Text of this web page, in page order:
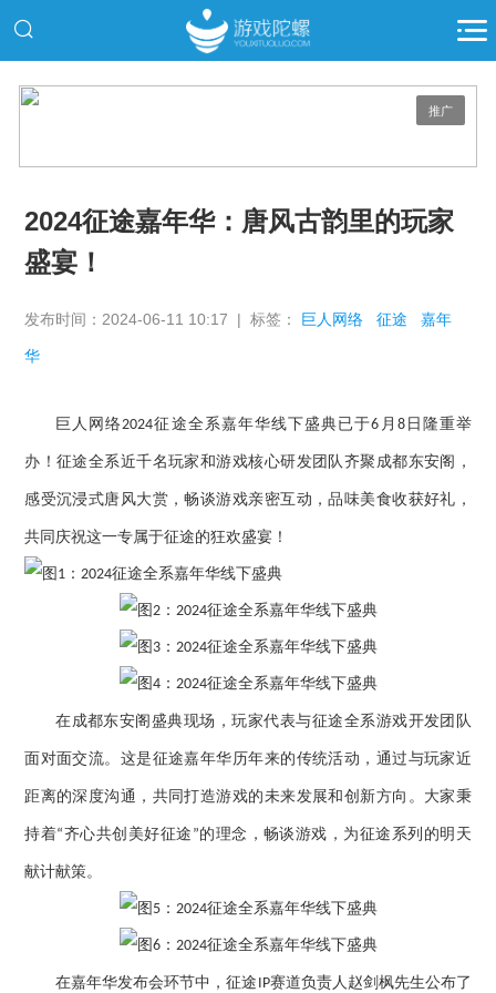
推广
2024征途嘉年华：唐风古韵里的玩家
盛宴！
发布时间：2024-06-11 10:17 | 标签： 巨人网络 征途 嘉年
华
巨人网络2024征途全系嘉年华线下盛典已于6 月 8日隆重举
办！征途全系近千名玩家和游戏核心研发团队齐聚成都东安阁，
感受沉浸式唐风大赏，畅谈游戏亲密互动，品味美食收获好礼，
共同庆祝这一专属于征途的狂欢盛宴！
在成都东安阁盛典现场，玩家代表与征途全系游戏开发团队
面对面交流。这是征途嘉年华历年来的传统活动，通过与玩家近
距离的深度沟通，共同打造游戏的未来发展和创新方向。大家秉
持着“齐心共创美好征途 ”的理念，畅谈游戏，为征途系列的明天
献计献策。
在嘉年华发布会环节中，征途 IP赛道负责人赵剑枫先生公布了